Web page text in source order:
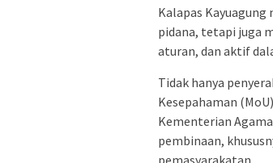
Kalapas
pidana, tetapi juga
aturan, dan aktif
Tidak hanya
Kesepahaman
Kementerian
pembinaan,
pemasyarakatan.